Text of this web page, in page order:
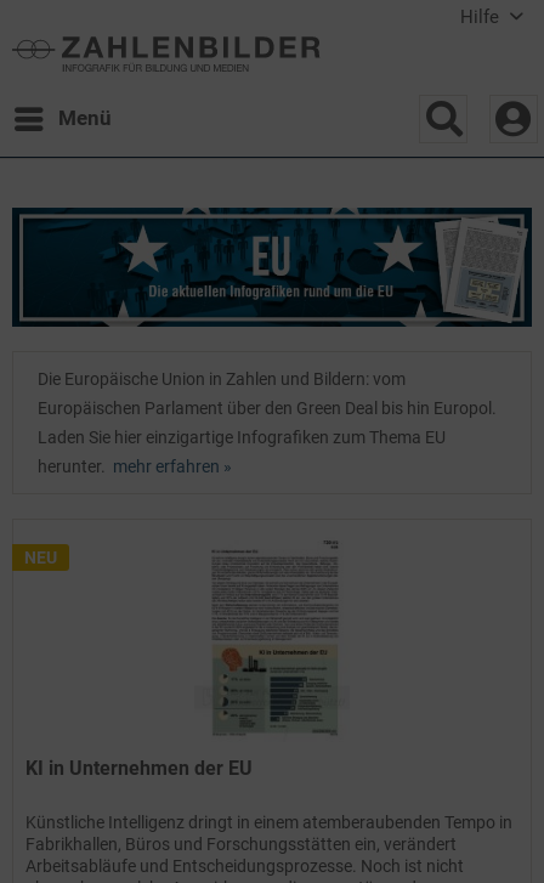
Hilfe
Menü
Die Europäische Union in Zahlen und Bildern: vom
Europäischen Parlament über den Green Deal bis hin Europol.
Laden Sie hier einzigartige Infografiken zum Thema EU
herunter. mehr erfahren »
NEU
KI in Unternehmen der EU
Künstliche Intelligenz dringt in einem atemberaubenden Tempo in
Fabrikhallen, Büros und Forschungsstätten ein, verändert
Arbeitsabläufe und Entscheidungsprozesse. Noch ist nicht